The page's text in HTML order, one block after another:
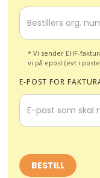
* Vi sender EHF-
vi på epost (evt i
E-POST FOR